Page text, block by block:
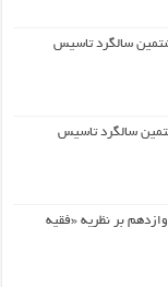
سالگرد تاسیس
سالگرد تاسیس
بر نظریه «فقیه